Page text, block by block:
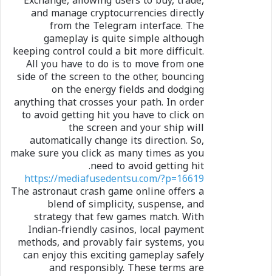
and manage cryptocurrencies directly
from the Telegram interface. The
gameplay is quite simple although
keeping control could a bit more difficult.
All you have to do is to move from one
side of the screen to the other, bouncing
on the energy fields and dodging
anything that crosses your path. In order
to avoid getting hit you have to click on
the screen and your ship will
automatically change its direction. So,
make sure you click as many times as you
need to avoid getting hit.
https://mediafusedentsu.com/?p=16619
The astronaut crash game online offers a
blend of simplicity, suspense, and
strategy that few games match. With
Indian-friendly casinos, local payment
methods, and provably fair systems, you
can enjoy this exciting gameplay safely
and responsibly. These terms are